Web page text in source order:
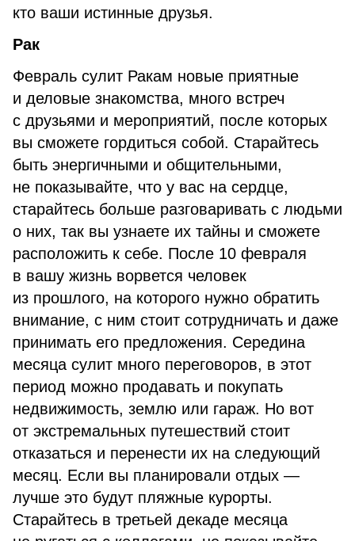
кто ваши истинные друзья.
Рак
Февраль сулит Ракам новые приятные
и деловые знакомства, много встреч
с друзьями и мероприятий, после которых
вы сможете гордиться собой. Старайтесь
быть энергичными и общительными,
не показывайте, что у вас на сердце,
старайтесь больше разговаривать с людьми
о них, так вы узнаете их тайны и сможете
расположить к себе. После 10 февраля
в вашу жизнь ворвется человек
из прошлого, на которого нужно обратить
внимание, с ним стоит сотрудничать и даже
принимать его предложения. Середина
месяца сулит много переговоров, в этот
период можно продавать и покупать
недвижимость, землю или гараж. Но вот
от экстремальных путешествий стоит
отказаться и перенести их на следующий
месяц. Если вы планировали отдых —
лучше это будут пляжные курорты.
Старайтесь в третьей декаде месяца